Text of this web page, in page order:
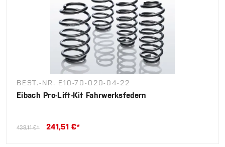
BEST.-NR. E10-70-020-04-22
Eibach Pro-Lift-Kit Fahrwerksfedern
439,11 €* 241,51 €*